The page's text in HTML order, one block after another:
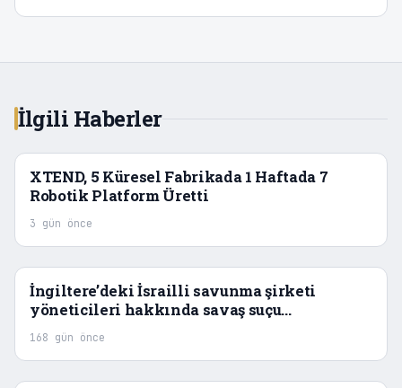
İlgili Haberler
XTEND, 5 Küresel Fabrikada 1 Haftada 7
Robotik Platform Üretti
3 gün önce
İngiltere’deki İsrailli savunma şirketi
yöneticileri hakkında savaş suçu
soruşturması istendi
168 gün önce